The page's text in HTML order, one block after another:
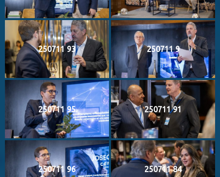
250711 93 250711 9
250711 95 250711 91
250711 96 250711 84